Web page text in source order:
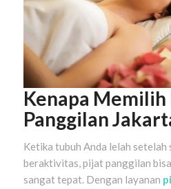
Kenapa Memilih
Panggilan
Ketika tubuh Anda lelah setelah
beraktivitas, pijat panggilan
sangat tepat. Dengan layanan